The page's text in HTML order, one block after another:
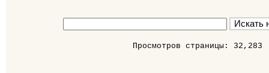
Просмотров страницы: 32,283